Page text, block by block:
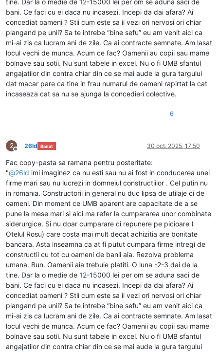
tine. Dar la o medie de 12-15000 lei per om se aduna saci de
bani. Ce faci cu ei daca nu incasezi. Incepi da dai afara? Ai
concediat oameni ? Stii cum este sa ii vezi ori nervosi ori chiar
plangand pe unii? Sa te intrebe “bine sefu” eu am venit aici ca
mi-ai zis ca lucram ani de zile. Ca ai contracte semnate. Am lasat
locul vechi de munca. Acum ce fac? Oamenii au copii sau mame
bolnave sau sotii. Nu sunt tabele in excel. Nu o fi UMB sfantul
angajatilor din contra chiar din ce se mai aude la gura targului
dat macar pare ca tine in frau numarul de oameni rapirtat la cat
incaseaza cat sa nu se ajunga la concedieri colective.
6
2
Deconectat
26ld Banat 30 oct. 2025, 17:50
Fac copy-pasta sa ramana pentru posteritate:
"@26ld imi imaginez ca nu esti sau nu ai fost in conducerea unei
firme mari sau nu lucrezi in domneiul constructiilor . Cel putin nu
in romania. Constructorii in general nu duc lipsa de utilaje ci de
oameni. Din moment ce UMB aparent are capacitate de a se
pune la mese mari si aici ma refer la cumpararea unor combinate
siderurgice. Si nu doar cumparare ci repunere pe picioare (
Otelul Rosu) care costa mai mult decat achizitia are bonitate
bancara. Asta inseamna ca at fi putut cumpara firme intregi de
constructii cu tot cu oameni de banii aia. Rezolva problema
umana. Bun. Oamenii aia trebuie platiti. O luna -2-3 dai de la
tine. Dar la o medie de 12-15000 lei per om se aduna saci de
bani. Ce faci cu ei daca nu incasezi. Incepi da dai afara? Ai
concediat oameni ? Stii cum este sa ii vezi ori nervosi ori chiar
plangand pe unii? Sa te intrebe “bine sefu” eu am venit aici ca
mi-ai zis ca lucram ani de zile. Ca ai contracte semnate. Am lasat
locul vechi de munca. Acum ce fac? Oamenii au copii sau mame
bolnave sau sotii. Nu sunt tabele in excel. Nu o fi UMB sfantul
angajatilor din contra chiar din ce se mai aude la gura targului